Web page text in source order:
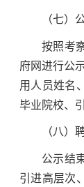
（七）
按照考
府网进行公
用人员姓名
毕业院校、
（八）
公示结
引进高层次